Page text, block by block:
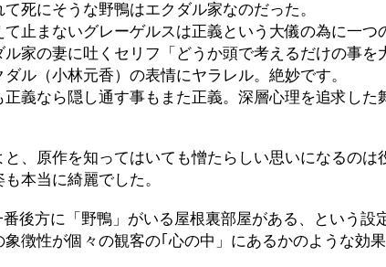
死にそうな野鴨はエクダル家なのだった。
止まないグレーゲルスは正義という大儀の為に一
家の妻に吐くセリフ「どうか頭で考えるだけの事
ル（小林元香）の表情にヤラレル。絶妙です。
義なら隠し通す事もまた正義。深層心理を追求した
、原作を知ってはいても憎たらしい思いになるの
本当に綺麗でした。
後方に「野鴨」がいる屋根裏部屋がある、という設
徴性が個々の観客の｢心の中」にあるかのような効